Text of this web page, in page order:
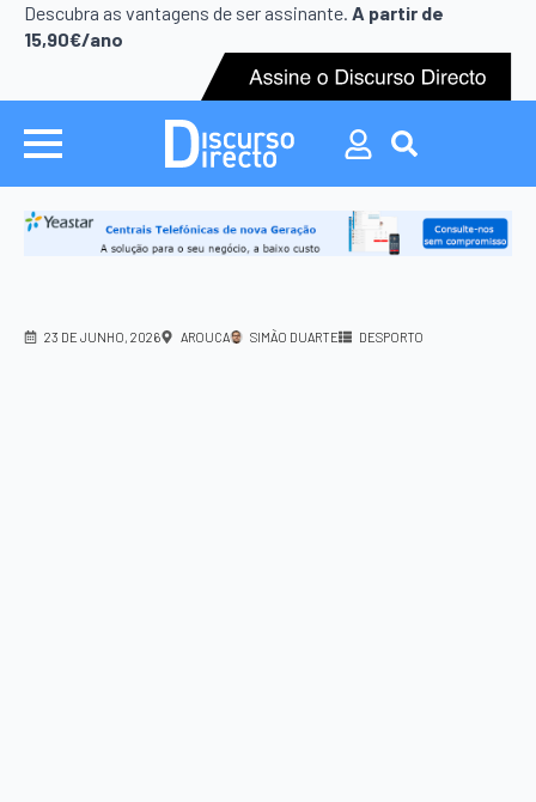
Descubra as vantagens de ser assinante. A partir de
15,90€/ano
Search
for:
23 DE JUNHO, 2026 AROUCA SIMÃO DUARTE DESPORTO